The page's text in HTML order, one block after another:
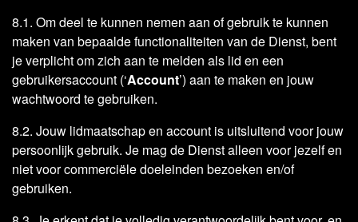
8.1. Om deel te kunnen nemen aan of gebruik te kunnen
maken van bepaalde functionaliteiten van de Dienst, bent
je verplicht om zich aan te melden als lid en een
gebruikersaccount (‘Account’) aan te maken en jouw
wachtwoord te gebruiken.
8.2. Jouw lidmaatschap en account is uitsluitend voor jouw
persoonlijk gebruik. Je mag de Dienst alleen voor jezelf en
niet voor commerciële doeleinden bezoeken en/of
gebruiken.